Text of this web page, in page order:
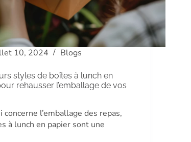
10, 2024 Blogs
styles de boîtes à lunch en
rehausser l’emballage de vos
concerne l’emballage des repas,
à lunch en papier sont une